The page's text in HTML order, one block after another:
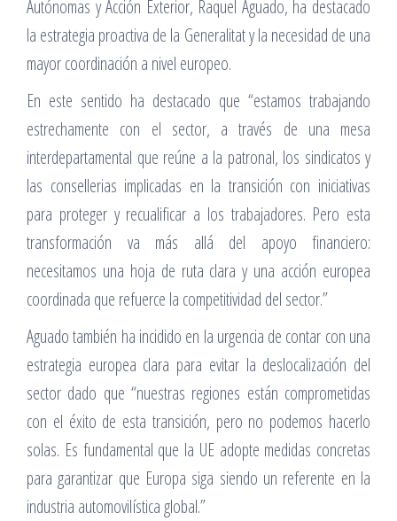
Autónomas y Acción Exterior, Raquel Aguado, ha destacado
la estrategia proactiva de la Generalitat y la necesidad de una
mayor coordinación a nivel europeo.
En este sentido ha destacado que “estamos trabajando
estrechamente con el sector, a través de una mesa
interdepartamental que reúne a la patronal, los sindicatos y
las consellerias implicadas en la transición con iniciativas
para proteger y recualificar a los trabajadores. Pero esta
transformación va más allá del apoyo financiero:
necesitamos una hoja de ruta clara y una acción europea
coordinada que refuerce la competitividad del sector.”
Aguado también ha incidido en la urgencia de contar con una
estrategia europea clara para evitar la deslocalización del
sector dado que “nuestras regiones están comprometidas
con el éxito de esta transición, pero no podemos hacerlo
solas. Es fundamental que la UE adopte medidas concretas
para garantizar que Europa siga siendo un referente en la
industria automovilística global.”